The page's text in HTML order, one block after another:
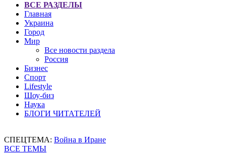
ВСЕ РАЗДЕЛЫ
Главная
Украина
Город
Мир
Все новости раздела
Россия
Бизнес
Спорт
Lifestyle
Шоу-биз
Наука
БЛОГИ ЧИТАТЕЛЕЙ
СПЕЦТЕМА: Война в Иране
ВСЕ ТЕМЫ